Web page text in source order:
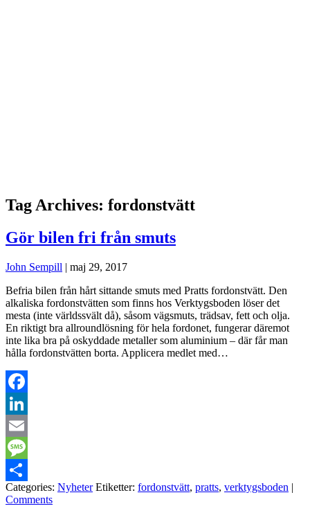
Tag Archives: fordonstvätt
Gör bilen fri från smuts
John Sempill | maj 29, 2017
Befria bilen från hårt sittande smuts med Pratts fordonstvätt. Den
alkaliska fordonstvätten som finns hos Verktygsboden löser det
mesta (inte världssvält då), såsom vägsmuts, trädsav, fett och olja.
En riktigt bra allroundlösning för hela fordonet, fungerar däremot
inte lika bra på oskyddade metaller som aluminium – där får man
hålla fordonstvätten borta. Applicera medlet med…
Facebook
LinkedIn
Email
Message
Dela
Categories: Nyheter Etiketter: fordonstvätt, pratts, verktygsboden |
Comments